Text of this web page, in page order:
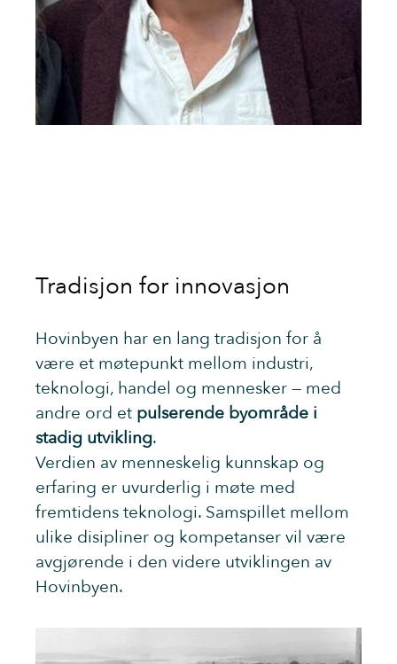
Tradisjon for innovasjon
Hovinbyen har en lang tradisjon for å
være et møtepunkt mellom industri,
teknologi, handel og mennesker — med
andre ord et pulserende byområde i
stadig utvikling.
Verdien av menneskelig kunnskap og
erfaring er uvurderlig i møte med
fremtidens teknologi. Samspillet mellom
ulike disipliner og kompetanser vil være
avgjørende i den videre utviklingen av
Hovinbyen.